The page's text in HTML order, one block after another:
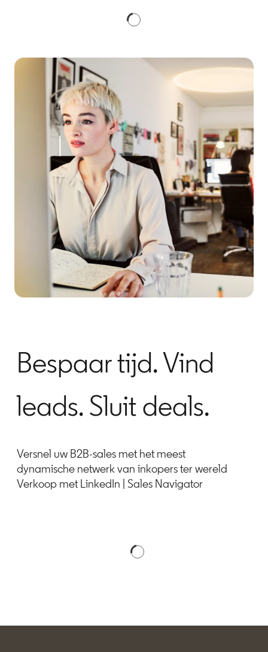
Bespaar tijd. Vind
leads. Sluit deals.
Versnel uw B2B-sales met het meest
dynamische netwerk van inkopers ter wereld
Verkoop met LinkedIn | Sales Navigator